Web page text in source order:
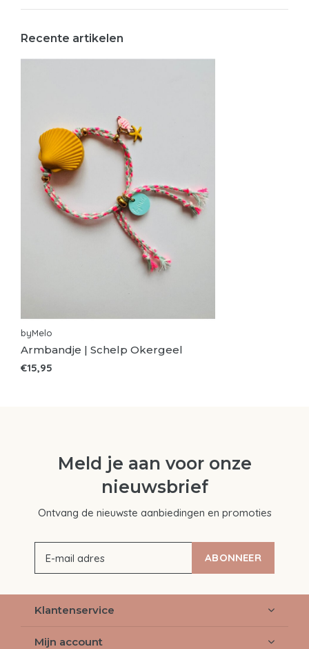
Recente artikelen
byMelo
Armbandje | Schelp Okergeel
€15,95
Meld je aan voor onze
nieuwsbrief
Ontvang de nieuwste aanbiedingen en promoties
ABONNEER
Klantenservice
Mijn account